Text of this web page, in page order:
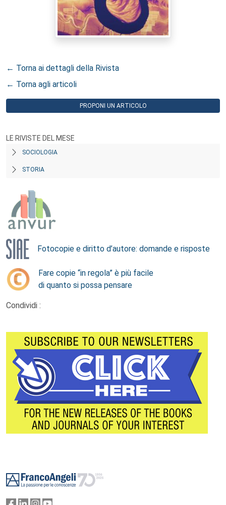
← Torna ai dettagli della Rivista
← Torna agli articoli
PROPONI UN ARTICOLO
LE RIVISTE DEL MESE
SOCIOLOGIA
STORIA
Fotocopie e diritto d’autore: domande e risposte
Fare copie “in regola” è più facile
di quanto si possa pensare
Condividi :